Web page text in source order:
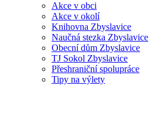
Akce v obci
Akce v okolí
Knihovna Zbyslavice
Naučná stezka Zbyslavice
Obecní dům Zbyslavice
TJ Sokol Zbyslavice
Přeshraniční spolupráce
Tipy na výlety